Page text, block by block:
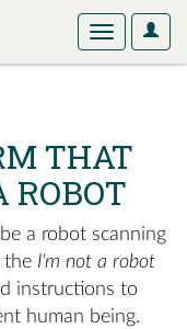
User
Toggle
THAT
ROBOT
a robot scanning
the I'm not a robot
instructions to
human being.